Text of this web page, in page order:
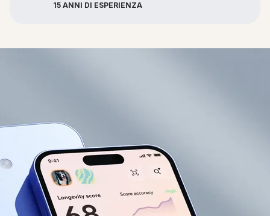
15 ANNI DI ESPERIENZA